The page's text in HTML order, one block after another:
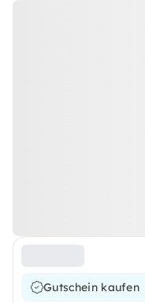
Gutschein kaufen